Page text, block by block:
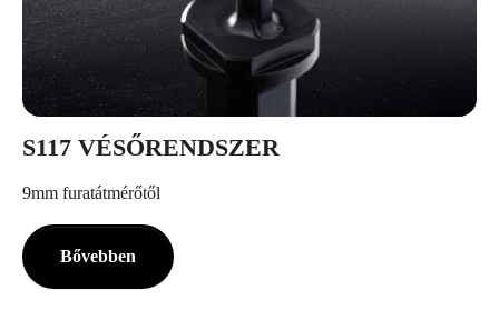
S117 VÉSŐRENDSZER
9mm furatátmérőtől
Bővebben